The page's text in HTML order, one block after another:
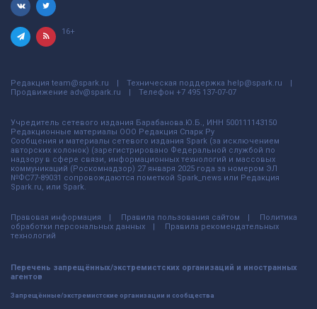
16+
Редакция team@spark.ru Техническая поддержка help@spark.ru
Продвижение adv@spark.ru Телефон +7 495 137-07-07
Учредитель сетевого издания Барабанова.Ю.Б., ИНН 500111143150
Редакционные материалы ООО Редакция Спарк Ру
Сообщения и материалы сетевого издания Spark (за исключением
авторских колонок) (зарегистрировано Федеральной службой по
надзору в сфере связи, информационных технологий и массовых
коммуникаций (Роскомнадзор) 27 января 2025 года за номером ЭЛ
№ФС77-89031 сопровождаются пометкой Spark_news или Редакция
Spark.ru, или Spark.
Правовая информация Правила пользования сайтом
Политика
обработки персональных данных
Правила рекомендательных
технологий
Перечень запрещённых/экстремистских организаций и иностранных
агентов
Запрещённые/экстремистские организации и сообщества